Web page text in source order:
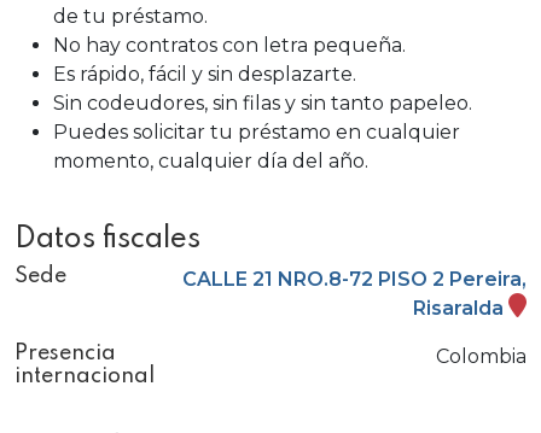
de tu préstamo.
No hay contratos con letra pequeña.
Es rápido, fácil y sin desplazarte.
Sin codeudores, sin filas y sin tanto papeleo.
Puedes solicitar tu préstamo en cualquier
momento, cualquier día del año.
Datos fiscales
Sede
CALLE 21 NRO.8-72 PISO 2 Pereira,
Risaralda
Presencia
internacional
Colombia